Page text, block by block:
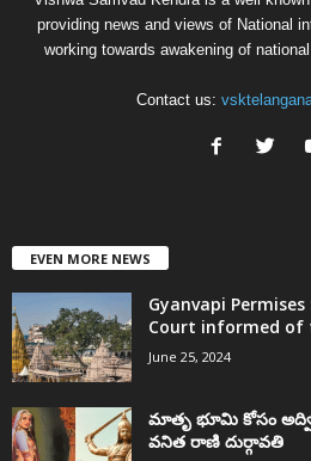
providing news and views of National
working towards awakening of
Contact us:
EVEN MORE NEWS
Gyanvapi
Court informed of
June 25, 2024
మాతృ భూమి కోసం
వనిత రాణి దుర్గావతి